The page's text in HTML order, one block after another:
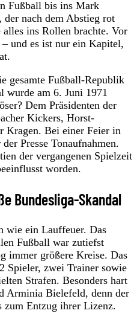
Fußball bis ins Mark
der nach dem Abstieg rot
ins Rollen brachte. Vor
– und es ist nur ein Kapitel,
gesamte Fußball-Republik
wurde am 6. Juni 1971
Dem Präsidenten der
Kickers, Horst-
Kragen. Bei einer Feier in
Presse Tonaufnahmen.
der vergangenen Spielzeit
worden.
Bundesliga-Skandal
wie ein Lauffeuer. Das
Fußball war zutiefst
immer größere Kreise. Das
Spieler, zwei Trainer sowie
Strafen. Besonders hart
Arminia Bielefeld, denn der
Entzug ihrer Lizenz.